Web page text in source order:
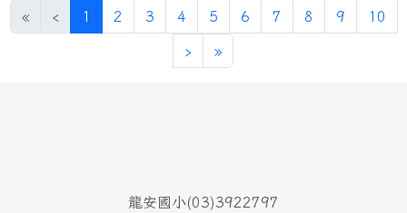
« ‹ 1 (目前頁次)
2 3 4 5 6 7 8 9 10
›下一頁
»最後頁
龍安國小(03)3922797